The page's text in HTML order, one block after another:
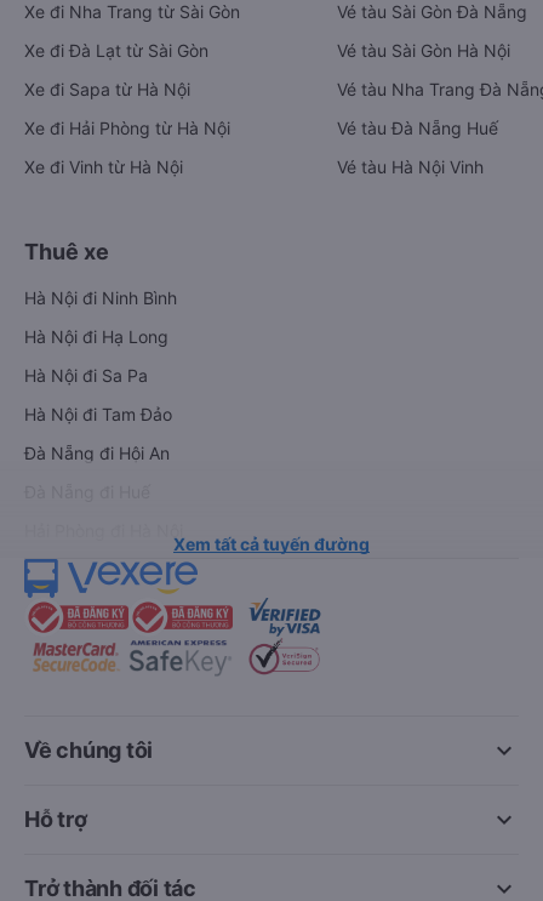
Xe đi Nha Trang từ Sài Gòn
Xe đi Đà Lạt từ Sài Gòn
Xe đi Sapa từ Hà Nội
Xe đi Hải Phòng từ Hà Nội
Xe đi Vinh từ Hà Nội
Vé tàu Sài Gòn Đà Nẵng
Vé tàu Sài Gòn Hà Nội
Vé tàu Nha Trang Đà
Vé tàu Đà Nẵng Huế
Vé tàu Hà Nội Vinh
Thuê xe
Hà Nội đi Ninh Bình
Hà Nội đi Hạ Long
Hà Nội đi Sa Pa
Hà Nội đi Tam Đảo
Đà Nẵng đi Hội An
Xem tất cả tuyến đường
keyboard_arrow_down
Về chúng tôi
keyboard_arrow_down
Hỗ trợ
keyboard_arrow_down
Trở thành đối tác